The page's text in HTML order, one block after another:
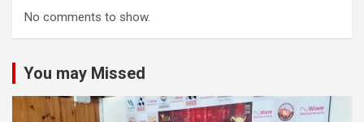
No comments to show.
You may Missed